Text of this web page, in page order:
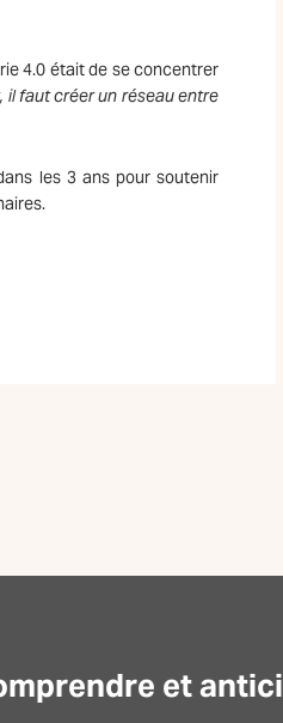
4.0 était de se concentrer
il faut créer un réseau entre
les 3 ans pour soutenir
et